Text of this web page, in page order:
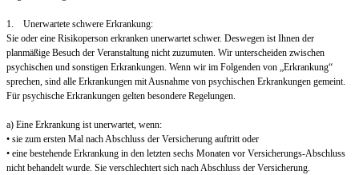
1. Unerwartete schwere Erkrankung:
Sie oder eine Risikoperson erkranken unerwartet schwer. Deswegen ist Ihnen der
planmäßige Besuch der Veranstaltung nicht zuzumuten. Wir unterscheiden zwischen
psychischen und sonstigen Erkrankungen. Wenn wir im Folgenden von „Erkrankung“
sprechen, sind alle Erkrankungen mit Ausnahme von psychischen Erkrankungen gemeint.
Für psychische Erkrankungen gelten besondere Regelungen.
a) Eine Erkrankung ist unerwartet, wenn:
• sie zum ersten Mal nach Abschluss der Versicherung auftritt oder
• eine bestehende Erkrankung in den letzten sechs Monaten vor Versicherungs-Abschluss
nicht behandelt wurde. Sie verschlechtert sich nach Abschluss der Versicherung.